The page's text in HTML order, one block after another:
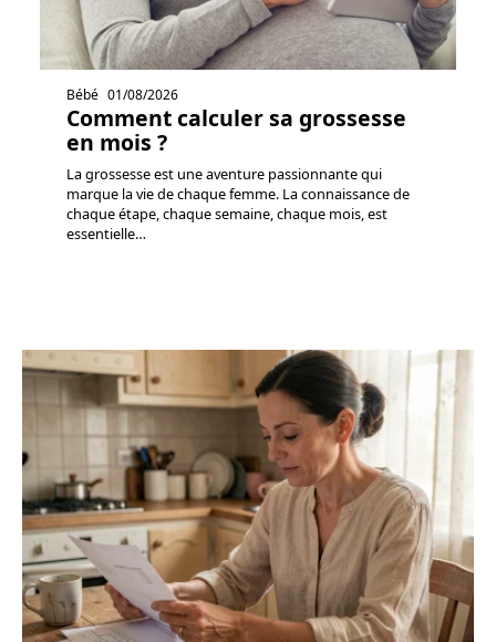
Bébé 01/08/2026
Comment calculer sa grossesse
en mois ?
La grossesse est une aventure passionnante qui
marque la vie de chaque femme. La connaissance de
chaque étape, chaque semaine, chaque mois, est
essentielle…